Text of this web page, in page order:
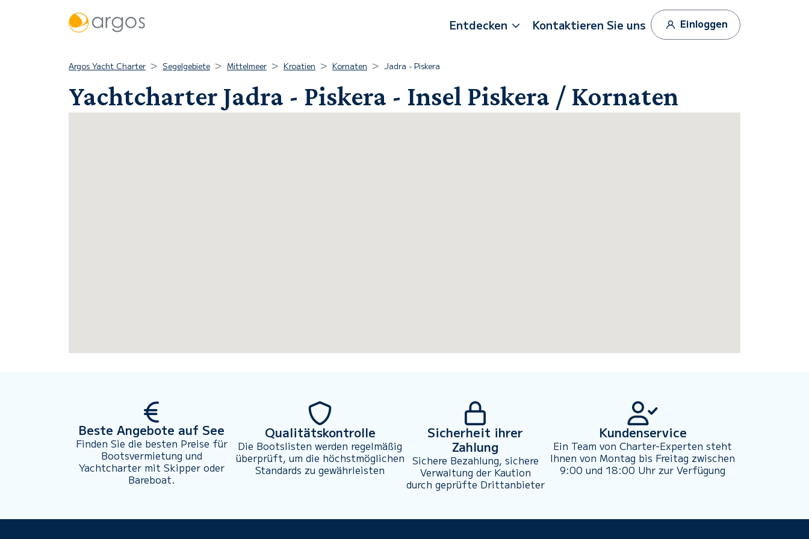
Entdecken Kontaktieren Sie uns Einloggen
Argos Yacht Charter Segelgebiete Mittelmeer Kroatien Kornaten Jadra - Piskera
Yachtcharter Jadra - Piskera - Insel Piskera / Kornaten
Beste Angebote auf See
Finden Sie die besten Preise für
Bootsvermietung und
Yachtcharter mit Skipper oder
Bareboat.
Qualitätskontrolle
Die Bootslisten werden regelmäßig
überprüft, um die höchstmöglichen
Standards zu gewährleisten
Sicherheit ihrer
Zahlung
Sichere Bezahlung, sichere
Verwaltung der Kaution
durch geprüfte Drittanbieter
Kundenservice
Ein Team von Charter-Experten steht
Ihnen von Montag bis Freitag zwischen
9:00 und 18:00 Uhr zur Verfügung